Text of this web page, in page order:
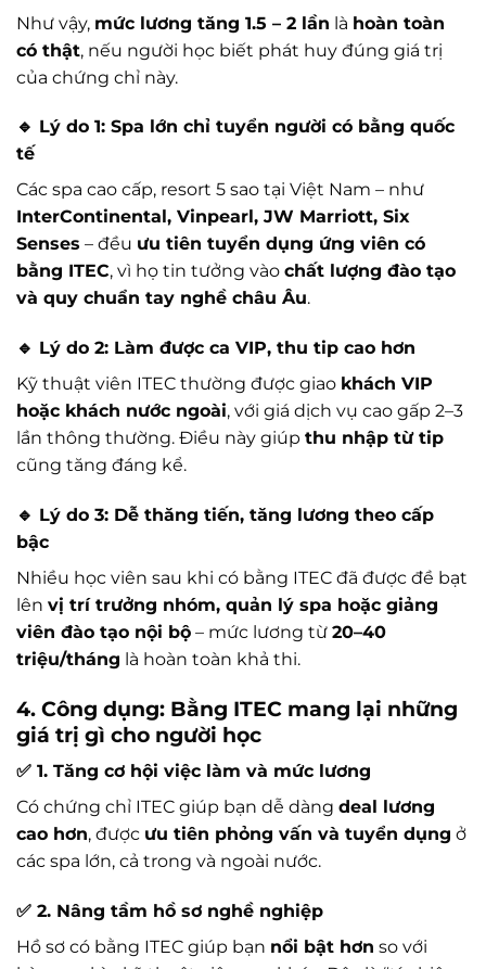
Như vậy, mức lương tăng 1.5 – 2 lần là hoàn toàn
có thật, nếu người học biết phát huy đúng giá trị
của chứng chỉ này.
🔹 Lý do 1: Spa lớn chỉ tuyển người có bằng quốc
tế
Các spa cao cấp, resort 5 sao tại Việt Nam – như
InterContinental, Vinpearl, JW Marriott, Six
Senses – đều ưu tiên tuyển dụng ứng viên có
bằng ITEC, vì họ tin tưởng vào chất lượng đào tạo
và quy chuẩn tay nghề châu Âu.
🔹 Lý do 2: Làm được ca VIP, thu tip cao hơn
Kỹ thuật viên ITEC thường được giao khách VIP
hoặc khách nước ngoài, với giá dịch vụ cao gấp 2–3
lần thông thường. Điều này giúp thu nhập từ tip
cũng tăng đáng kể.
🔹 Lý do 3: Dễ thăng tiến, tăng lương theo cấp
bậc
Nhiều học viên sau khi có bằng ITEC đã được đề bạt
lên vị trí trưởng nhóm, quản lý spa hoặc giảng
viên đào tạo nội bộ – mức lương từ 20–40
triệu/tháng là hoàn toàn khả thi.
4. Công dụng: Bằng ITEC mang lại những
giá trị gì cho người học
✅ 1. Tăng cơ hội việc làm và mức lương
Có chứng chỉ ITEC giúp bạn dễ dàng deal lương
cao hơn, được ưu tiên phỏng vấn và tuyển dụng ở
các spa lớn, cả trong và ngoài nước.
✅ 2. Nâng tầm hồ sơ nghề nghiệp
Hồ sơ có bằng ITEC giúp bạn nổi bật hơn so với